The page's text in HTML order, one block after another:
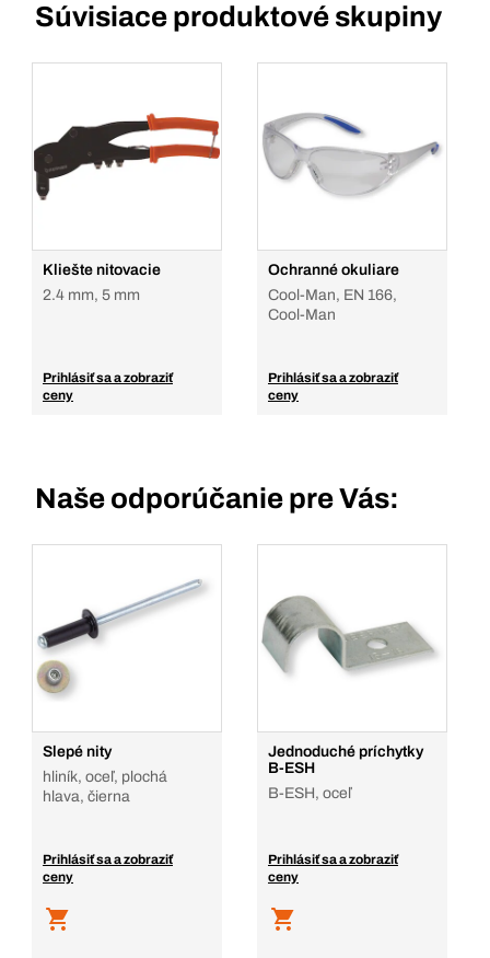
Súvisiace produktové skupiny
Kliešte nitovacie
2.4 mm, 5 mm
Prihlásiť sa a zobraziť
ceny
Ochranné okuliare
Cool-Man, EN 166,
Cool-Man
Prihlásiť sa a zobraziť
ceny
Naše odporúčanie pre Vás:
Slepé nity
hliník, oceľ, plochá
hlava, čierna
Prihlásiť sa a zobraziť
ceny
Jednoduché príchytky
B-ESH
B-ESH, oceľ
Prihlásiť sa a zobraziť
ceny